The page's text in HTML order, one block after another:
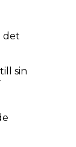
det
sin